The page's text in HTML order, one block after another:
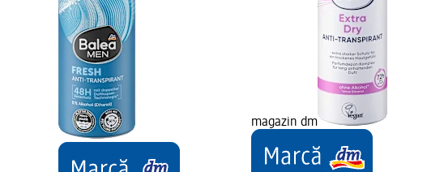
magazin dm